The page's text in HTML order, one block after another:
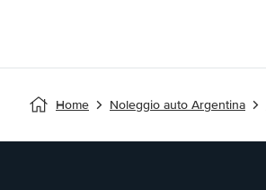
Home Noleggio auto Argentina